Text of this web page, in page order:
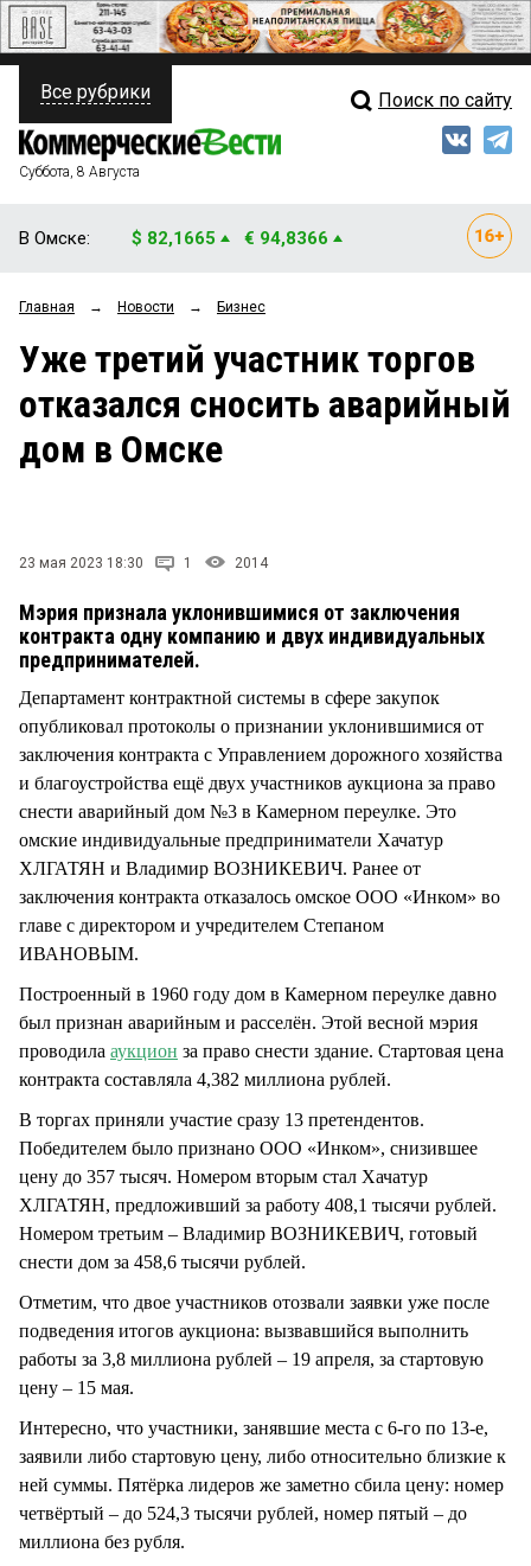
ПОЛИТИКА
ФИНАНСЫ
ОБЩЕСТВО
ЗАКОН
Свежий выпуск
Рейтинги
Блоги
Все рубрики Поиск по сайту
Суббота, 8 Августа
В Омске: $ 82,1665 € 94,8366
Главная → Новости → Бизнес
Уже третий участник торгов
отказался сносить аварийный
дом в Омске
23 мая 2023 18:30 1 2014
Мэрия признала уклонившимися от заключения
контракта одну компанию и двух индивидуальных
предпринимателей.
Департамент контрактной системы в сфере закупок
опубликовал протоколы о признании уклонившимися от
заключения контракта с Управлением дорожного хозяйства
и благоустройства ещё двух участников аукциона за право
снести аварийный дом №3 в Камерном переулке. Это
омские индивидуальные предприниматели Хачатур
ХЛГАТЯН и Владимир ВОЗНИКЕВИЧ. Ранее от
заключения контракта отказалось омское ООО «Инком» во
главе с директором и учредителем Степаном
ИВАНОВЫМ.
Построенный в 1960 году дом в Камерном переулке давно
был признан аварийным и расселён. Этой весной мэрия
проводила аукцион за право снести здание. Стартовая цена
контракта составляла 4,382 миллиона рублей.
В торгах приняли участие сразу 13 претендентов.
Победителем было признано ООО «Инком», снизившее
цену до 357 тысяч. Номером вторым стал Хачатур
ХЛГАТЯН, предложивший за работу 408,1 тысячи рублей.
Номером третьим – Владимир ВОЗНИКЕВИЧ, готовый
снести дом за 458,6 тысячи рублей.
Отметим, что двое участников отозвали заявки уже после
подведения итогов аукциона: вызвавшийся выполнить
работы за 3,8 миллиона рублей – 19 апреля, за стартовую
цену – 15 мая.
Интересно, что участники, занявшие места с 6-го по 13-е,
заявили либо стартовую цену, либо относительно близкие к
ней суммы. Пятёрка лидеров же заметно сбила цену: номер
четвёртый – до 524,3 тысячи рублей, номер пятый – до
миллиона без рубля.